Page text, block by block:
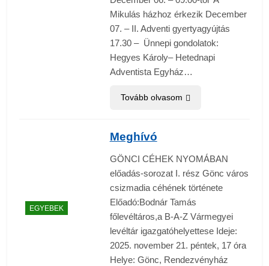
Mikulás házhoz érkezik December
07. – II. Adventi gyertyagyújtás
17.30 – Ünnepi gondolatok:
Hegyes Károly– Hetednapi
Adventista Egyház…
Tovább olvasom
EGYEBEK
Meghívó
GÖNCI CÉHEK NYOMÁBAN
előadás-sorozat I. rész Gönc város
csizmadia céhének története
Előadó:Bodnár Tamás
főlevéltáros,a B-A-Z Vármegyei
levéltár igazgatóhelyettese Ideje:
2025. november 21. péntek, 17 óra
Helye: Gönc, Rendezvényház